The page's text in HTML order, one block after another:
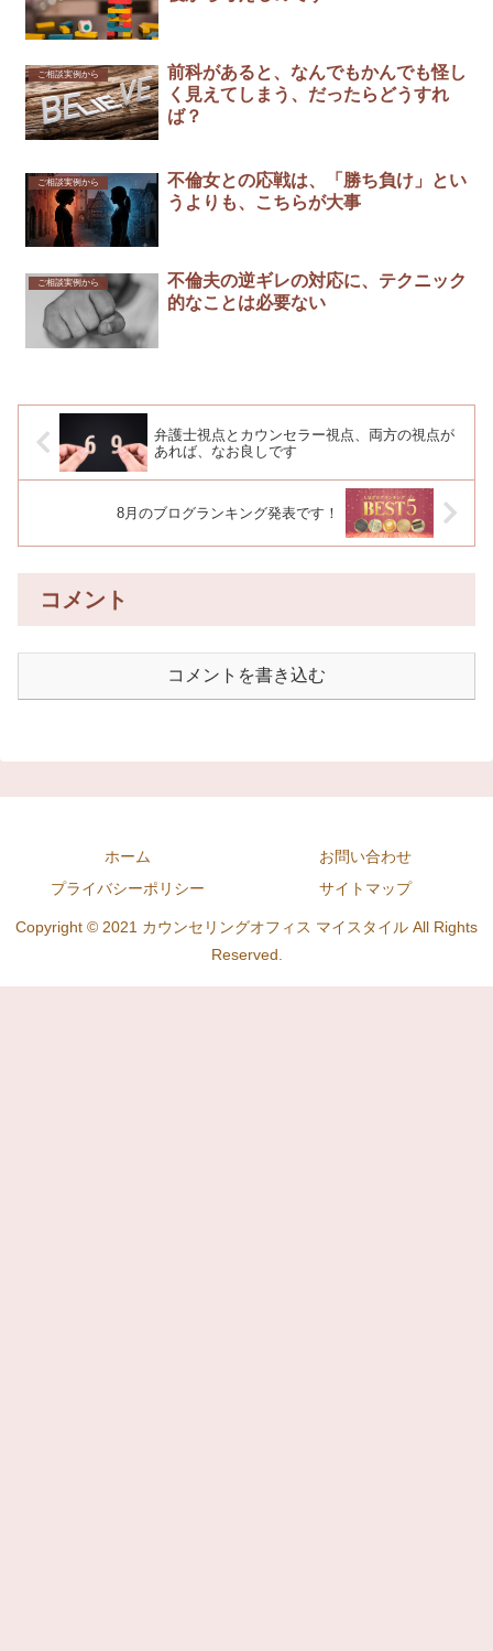
ご相談実例から
前科があると、なんでもかんでも怪し
く見えてしまう、だったらどうすれ
ば？
ご相談実例から
不倫女との応戦は、「勝ち負け」とい
うよりも、こちらが大事
ご相談実例から
不倫夫の逆ギレの対応に、テクニック
的なことは必要ない
弁護士視点とカウンセラー視点、両方の視点が
あれば、なお良しです
8月のブログランキング発表です！
コメント
コメントを書き込む
ホーム
お問い合わせ
プライバシーポリシー
サイトマップ
Copyright © 2021 カウンセリングオフィス マイスタイル All Rights
Reserved.